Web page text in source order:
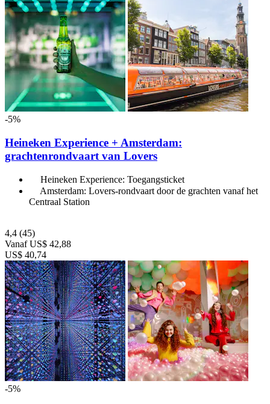
-5%
Heineken Experience + Amsterdam:
grachtenrondvaart van Lovers
Heineken Experience: Toegangsticket
Amsterdam: Lovers-rondvaart door de grachten vanaf het
Centraal Station
4,4 (45)
Vanaf US$ 42,88
US$ 40,74
-5%